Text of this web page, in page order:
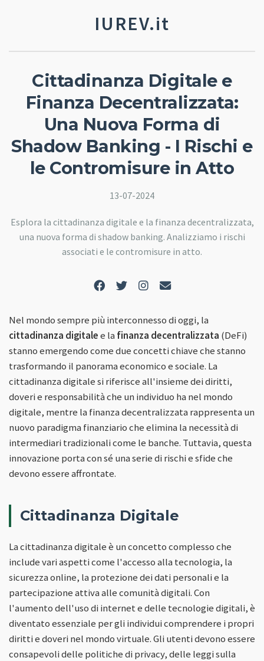
IUREV.it
Cittadinanza Digitale e
Finanza Decentralizzata:
Una Nuova Forma di
Shadow Banking - I Rischi e
le Contromisure in Atto
13-07-2024
Esplora la cittadinanza digitale e la finanza decentralizzata,
una nuova forma di shadow banking. Analizziamo i rischi
associati e le contromisure in atto.
Nel mondo sempre più interconnesso di oggi, la
cittadinanza digitalee la finanza decentralizzata (DeFi)
stanno emergendo come due concetti chiave che stanno
trasformando il panorama economico e sociale. La
cittadinanza digitale si riferisce all'insieme dei diritti,
doveri e responsabilità che un individuo ha nel mondo
digitale, mentre la finanza decentralizzata rappresenta un
nuovo paradigma finanziario che elimina la necessità di
intermediari tradizionali come le banche. Tuttavia, questa
innovazione porta con sé una serie di rischi e sfide che
devono essere affrontate.
Cittadinanza Digitale
La cittadinanza digitale è un concetto complesso che
include vari aspetti come l'accesso alla tecnologia, la
sicurezza online, la protezione dei dati personali e la
partecipazione attiva alle comunità digitali. Con
l'aumento dell'uso di internet e delle tecnologie digitali, è
diventato essenziale per gli individui comprendere i propri
diritti e doveri nel mondo virtuale. Gli utenti devono essere
consapevoli delle politiche di privacy, delle leggi sulla